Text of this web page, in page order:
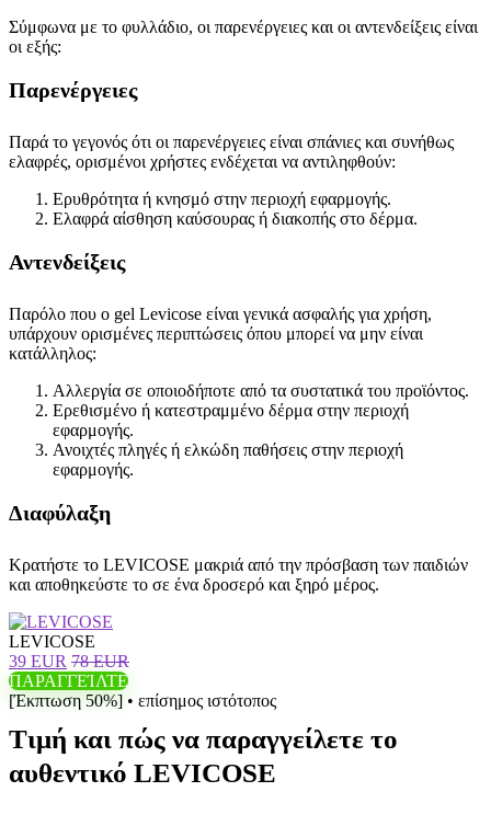
Σύμφωνα με το φυλλάδιο, οι παρενέργειες και οι αντενδείξεις είναι
οι εξής:
Παρενέργειες
Παρά το γεγονός ότι οι παρενέργειες είναι σπάνιες και συνήθως
ελαφρές, ορισμένοι χρήστες ενδέχεται να αντιληφθούν:
Ερυθρότητα ή κνησμό στην περιοχή εφαρμογής.
Ελαφρά αίσθηση καύσουρας ή διακοπής στο δέρμα.
Αντενδείξεις
Παρόλο που ο gel Levicose είναι γενικά ασφαλής για χρήση,
υπάρχουν ορισμένες περιπτώσεις όπου μπορεί να μην είναι
κατάλληλος:
Αλλεργία σε οποιοδήποτε από τα συστατικά του προϊόντος.
Ερεθισμένο ή κατεστραμμένο δέρμα στην περιοχή
εφαρμογής.
Ανοιχτές πληγές ή ελκώδη παθήσεις στην περιοχή
εφαρμογής.
Διαφύλαξη
Κρατήστε το LEVICOSE μακριά από την πρόσβαση των παιδιών
και αποθηκεύστε το σε ένα δροσερό και ξηρό μέρος.
LEVICOSE
39 EUR 78 EUR
ΠΑΡΑΓΓΕΊΛΤΕ
[Έκπτωση 50%] • επίσημος ιστότοπος
Τιμή και πώς να παραγγείλετε το
αυθεντικό LEVICOSE